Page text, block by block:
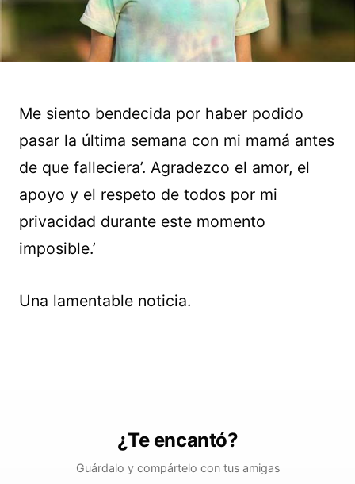
Me siento bendecida por haber podido
pasar la última semana con mi mamá antes
de que falleciera’. Agradezco el amor, el
apoyo y el respeto de todos por mi
privacidad durante este momento
imposible.’
Una lamentable noticia.
¿Te encantó?
Guárdalo y compártelo con tus amigas